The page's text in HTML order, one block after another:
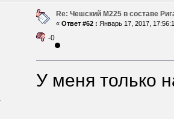
Re: Чешский М225 в составе
« Ответ #62 : Январь 17, 2017,
-0
У меня только